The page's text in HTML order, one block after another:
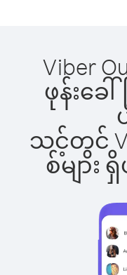
Viber
ဖုန်းခ
သင့်တွင်
စ်မျာ